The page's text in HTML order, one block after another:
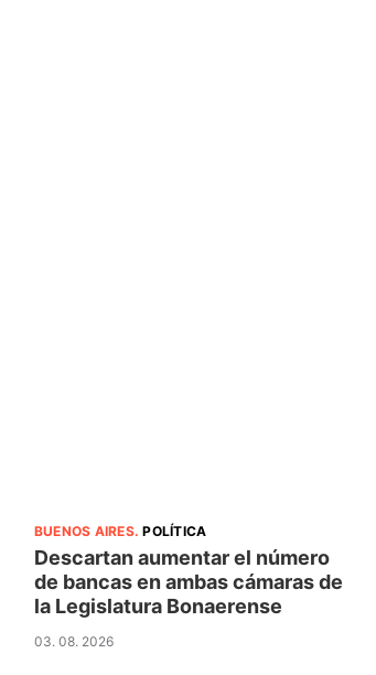
BUENOS AIRES.POLÍTICA
Descartan aumentar el número
de bancas en ambas cámaras de
la Legislatura Bonaerense
03. 08. 2026